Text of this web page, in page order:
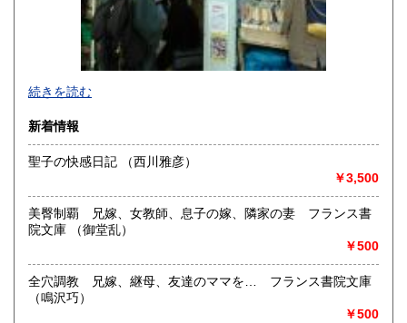
-
沿線名：東京メトロ半蔵門線 都営三田線 都営新宿線
最寄駅：神保町駅徒歩1分
営業時間：平日10:30-19:00 日・祝日11:00-18:30
定休日：年末年始(30日～3日)※28日以降の通販は翌年以降対
書籍の買取について
取り扱い分野
趣味、サブカルチャー、古書一般（その他）
続きを読む
新着情報
聖子の快感日記 （西川雅彦）
￥3,500
美臀制覇 兄嫁、女教師、息子の嫁、隣家の妻 フランス書
院文庫 （御堂乱）
￥500
全穴調教 兄嫁、継母、友達のママを… フランス書院文庫
（鳴沢巧）
￥500